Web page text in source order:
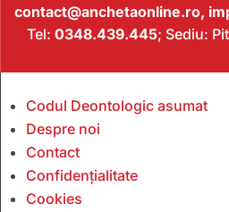
contact@anchetaonline.ro,
Tel: 0348.439.445; Sediu:
Codul Deontologic asumat
Despre noi
Contact
Confidențialitate
Cookies